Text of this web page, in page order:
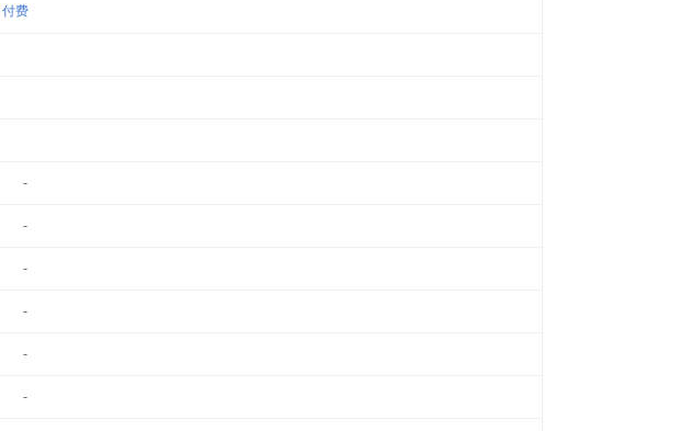
付费
-
-
-
-
-
-